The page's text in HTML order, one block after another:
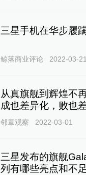
三星手机在华步履
鲸落商业评论 2022-03-21
从真旗舰到辉煌不
成也差异化，败也
邻章观察 2022-03-01
三星发布的旗舰
列有哪些亮点和不足